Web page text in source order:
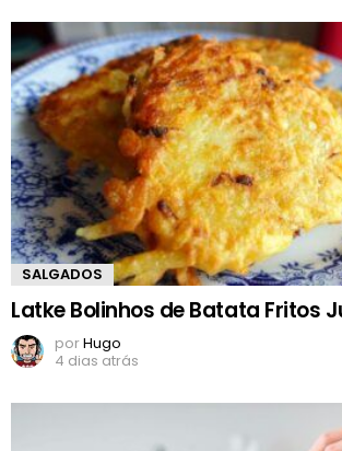
SALGADOS
Latke Bolinhos de Batata Fritos
porHugo
4 dias atrás